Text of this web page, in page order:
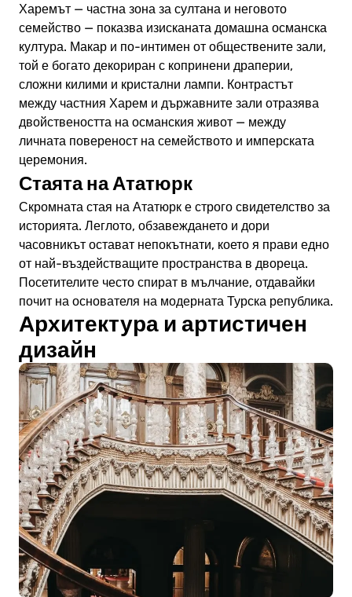
Харемът — частна зона за султана и неговото
семейство — показва изисканата домашна османска
култура. Макар и по-интимен от обществените зали,
той е богато декориран с копринени драперии,
сложни килими и кристални лампи. Контрастът
между частния Харем и държавните зали отразява
двойствеността на османския живот — между
личната повереност на семейството и имперската
церемония.
Стаята на Ататюрк
Скромната стая на Ататюрк е строго свидетелство за
историята. Леглото, обзавеждането и дори
часовникът остават непокътнати, което я прави едно
от най-въздействащите пространства в двореца.
Посетителите често спират в мълчание, отдавайки
почит на основателя на модерната Турска република.
Архитектура и артистичен
дизайн